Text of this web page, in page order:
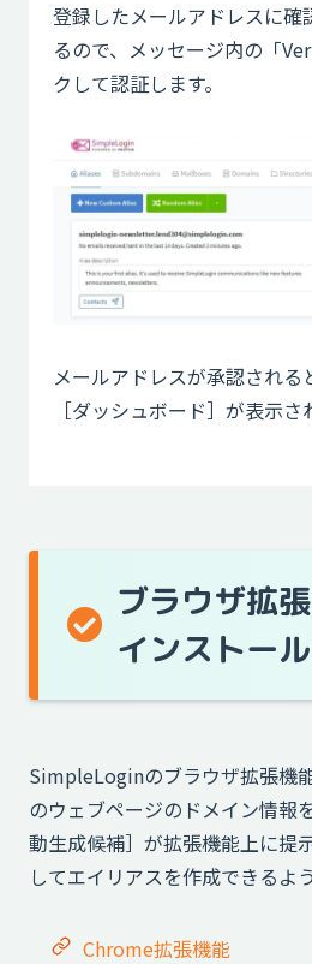
登録したメールアドレスに確
るので、メッセージ内の「
クして認証します。
メールアドレスが承認され
［ダッシュボード］が表示さ
ブラウザ拡
インストール
SimpleLoginのブラウザ拡張機
のウェブページのドメイン情報
動生成候補］が拡張機能上に提
してエイリアスを作成できるよ
Chrome拡張機能